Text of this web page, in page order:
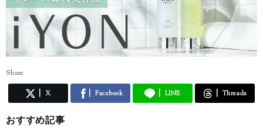
Share
X Facebook LINE Threads
おすすめ記事